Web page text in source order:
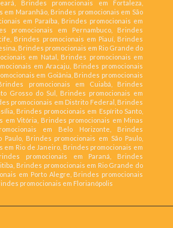
Brindes promocionais em Fortaleza,
em Maranhão, Brindes promocionais em São
em Paraíba, Brindes promocionais em
promocionais em Pernambuco, Brindes
Brindes promocionais em Piauí, Brindes
Brindes promocionais em Rio Grande do
em Natal, Brindes promocionais em
em Aracaju, Brindes promocionais
em Goiânia, Brindes promocionais
promocionais em Cuiabá, Brindes
Grosso do Sul, Brindes promocionais em
promocionais em Distrito Federal, Brindes
Brindes promocionais em Espírito Santo,
em Vitória, Brindes promocionais em Minas
em Belo Horizonte, Brindes
Paulo, Brindes promocionais em São Paulo,
em Rio de Janeiro, Brindes promocionais em
promocionais em Paraná, Brindes
Brindes promocionais em Rio Grande do
em Porto Alegre, Brindes promocionais
promocionais em Florianópolis